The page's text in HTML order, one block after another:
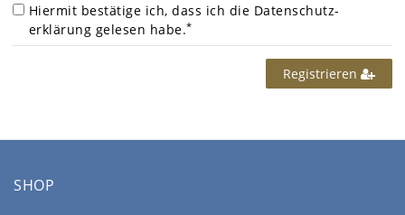
Hiermit bestätige ich, dass ich die Daten­schutz­
erklärung gelesen habe.*
Registrieren
SHOP